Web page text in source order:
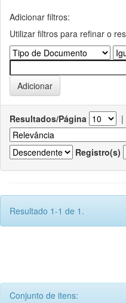
Adicionar filtros:
Utilizar filtros para refinar o
Resultados/Página |
Registro(s)
Resultado 1-1 de 1.
Conjunto de itens: